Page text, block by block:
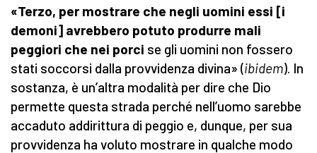
«Terzo, per mostrare che negli uomini essi [i
demoni] avrebbero potuto produrre mali
peggiori che nei porci se gli uomini non fossero
stati soccorsi dalla provvidenza divina» (ibidem). In
sostanza, è un’altra modalità per dire che Dio
permette questa strada perché nell’uomo sarebbe
accaduto addirittura di peggio e, dunque, per sua
provvidenza ha voluto mostrare in qualche modo